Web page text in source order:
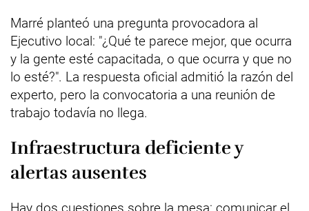
Marré planteó una pregunta provocadora al
Ejecutivo local: "¿Qué te parece mejor, que ocurra
y la gente esté capacitada, o que ocurra y que no
lo esté?". La respuesta oficial admitió la razón del
experto, pero la convocatoria a una reunión de
trabajo todavía no llega.
Infraestructura deficiente y
alertas ausentes